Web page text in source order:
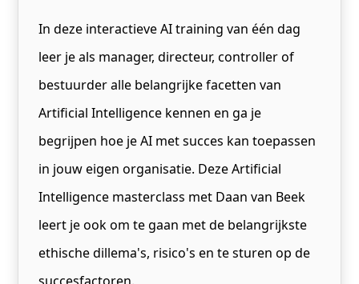
In deze interactieve AI training van één dag
leer je als manager, directeur, controller of
bestuurder alle belangrijke facetten van
Artificial Intelligence kennen en ga je
begrijpen hoe je AI met succes kan toepassen
in jouw eigen organisatie. Deze Artificial
Intelligence masterclass met Daan van Beek
leert je ook om te gaan met de belangrijkste
ethische dillema's, risico's en te sturen op de